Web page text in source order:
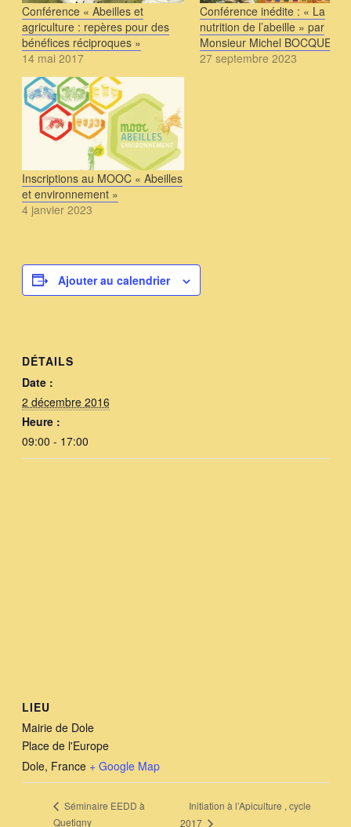
Conférence « Abeilles et
agriculture : repères pour des
bénéfices réciproques »
14 mai 2017
Conférence inédite : « La
nutrition de l’abeille » par
Monsieur Michel BOCQUET
27 septembre 2023
Inscriptions au MOOC « Abeilles
et environnement »
4 janvier 2023
Ajouter au calendrier
DÉTAILS
Date :
2 décembre 2016
Heure :
09:00 - 17:00
LIEU
Mairie de Dole
Place de l'Europe
Dole, France + Google Map
Séminaire EEDD à
Quetigny
Initiation à l’Apiculture , cycle
2017